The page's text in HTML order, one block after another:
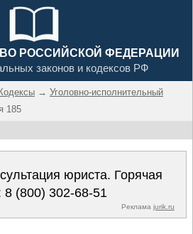
РОССИЙСКОЙ ФЕДЕРАЦИИ
законов и кодексов РФ
Кодексы → Уголовно-исполнительный
185
юриста. Горячая
8 (800) 302-68-51
Реклама jurik.ru